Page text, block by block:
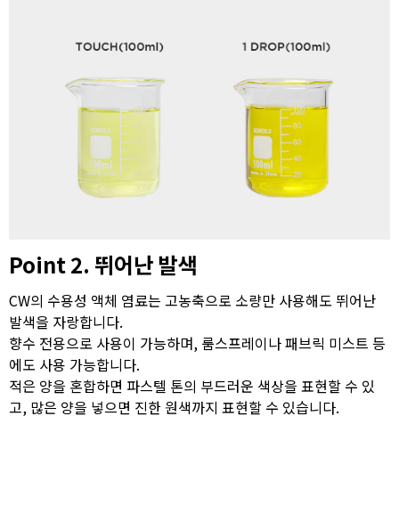
Point 2. 뛰어난 발색
CW의 수용성 액체 염료는 고농축으로 소량만 사용해도 뛰어난
발색을 자랑합니다.
향수 전용으로 사용이 가능하며, 룸스프레이나 패브릭 미스트 등
에도 사용 가능합니다.
적은 양을 혼합하면 파스텔 톤의 부드러운 색상을 표현할 수 있
고, 많은 양을 넣으면 진한 원색까지 표현할 수 있습니다.